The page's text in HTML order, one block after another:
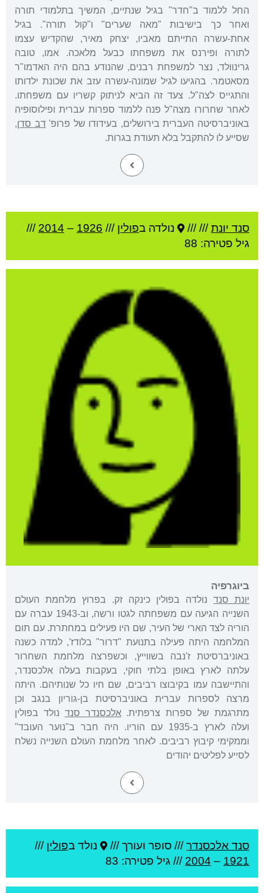
החל ללמוד ב"חדר" בגיל שנתיים, המשיך בתלמודי תורה
ואחר כך בישיבות "מאה שערים" ו"קול תורה". בגיל
אחת-עשרה התייתם מאביו, יצחק מאיר, שהקדיש עצמו
לתורה ופירנס את משפחתו כבעל מלאכה. אמו, טובה
גרינוולד, נצר למשפחת רבנים, שהנודע בהם היה האדמו"ר
מסאטמר. בהגיעו לגיל שמונה-עשרה עזב את שכונת ילדותו
והתגייס לצה"ל. צעד זה הביא לניתוק קשריו עם משפחתו.
לאחר שחרורו מצה"ל פנה ללמוד ספרות עברית ופילוסופיה
באוניברסיטה העברית בירושלים, בעידודו של פרופ'דב סדן,
שסייע לו להתקבל בלא תעודת בגרות.
סנד יונת///
/// נולדה בפולין ///
1926
–
2014
///
גיל פטירה: 88
ביוגרפיה
יונת סנד נולדה בפולין כינקה זק. בפרוץ מלחמת העולם
השנייה הגיעה עם משפחתה לגטו ורשה, וב-1943 עברה עם
הוריה לצד הארי של העיר, שם היו פעילים במחתרת. עם תום
המלחמה היתה פעילה בתנועת "דרור" בלודז', למדה כשנה
באוניברסיטת ז'נבה בשווייץ, וכשפרצה מלחמת השחרור
עלתה לארץ באופן בלתי חוקי, בעקבות בעלה אלכסנדר,
והתיישבה עמו בקיבוצו רביבים, שם חיו כל שנותיהם. היתה
מרצה לספרות עברית באוניברסיטת בן-גוריון בנגב וכן
מתרגמת של ספרות צרפתית.אלכסנדר סנד נולד בפולין
ועלה לארץ ב-1935 עם הוריו. היה חבר ב"נוער העובד"
וממקימי קיבוץ רביבים. לאחר מלחמת העולם השנייה נשלח
לסייע לפליטים יהודים
סנד אלכסנדר/// סופר ועורך /// נולד בפולין ///
1921
–
2004 /// גיל פטירה: 83